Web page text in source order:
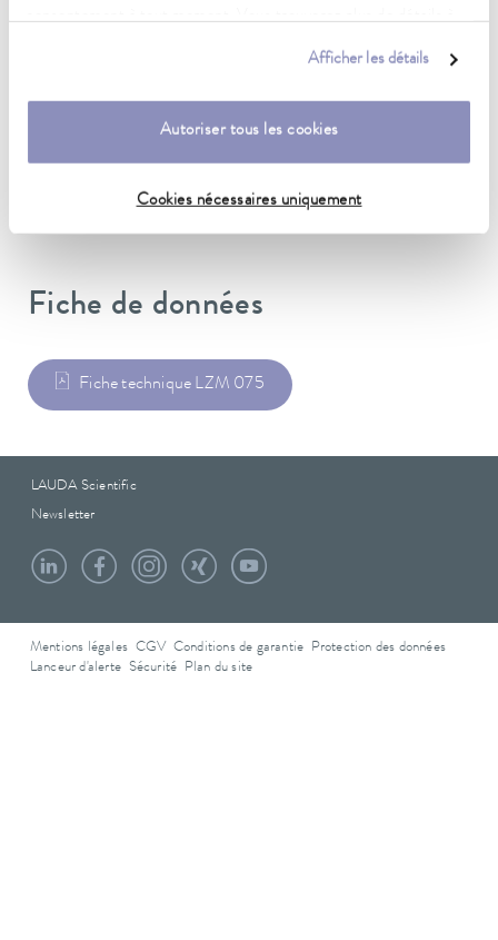
Afficher les détails
Autoriser tous les cookies
Cookies nécessaires uniquement
100 cm
Fiche de données
Fiche technique LZM 075
LAUDA Scientific
Newsletter
Mentions légales CGV Conditions de garantie
Protection des données
Lanceur d'alerte Sécurité Plan du site